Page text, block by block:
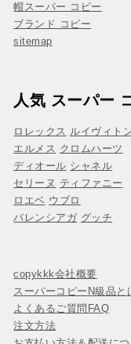
帽スーパー コピー
ブランド コピー
sitemap
人気 スーパー
ロレックス ルイヴィト
エルメス クロムハーツ
ディオール シャネル
セリーヌ ティファニー
ロエベ ウブロ
バレンシアガ グッチ
copykkk会社概要
スーパーコピーN級品と
よくあるご質問FAQ
注文方法